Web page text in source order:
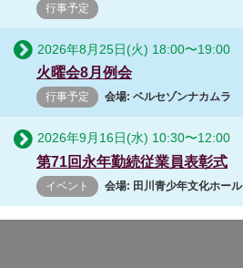
行事予定
2026年8月25日(火) 18:00〜19:00
火曜会8月例会
行事予定 会場: ベルセゾンナカムラ
2026年9月16日(水) 10:30〜12:00
第71回永年勤続従業員表彰式
イベント 会場: 田川青少年文化ホール